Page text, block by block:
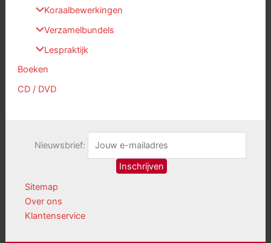
Koraalbewerkingen
Verzamelbundels
Lespraktijk
Boeken
CD / DVD
Nieuwsbrief:
Sitemap
Over ons
Klantenservice